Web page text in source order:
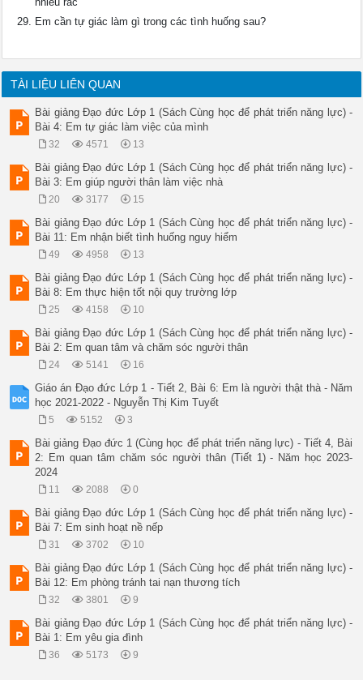
Em cần tự giác làm gì trong các tình huống sau?
TÀI LIỆU LIÊN QUAN
Bài giảng Đạo đức Lớp 1 (Sách Cùng học để phát triển năng lực) -
Bài 4: Em tự giác làm việc của mình
32 4571 13
Bài giảng Đạo đức Lớp 1 (Sách Cùng học để phát triển năng lực) -
Bài 3: Em giúp người thân làm việc nhà
20 3177 15
Bài giảng Đạo đức Lớp 1 (Sách Cùng học để phát triển năng lực) -
Bài 11: Em nhận biết tình huống nguy hiểm
49 4958 13
Bài giảng Đạo đức Lớp 1 (Sách Cùng học để phát triển năng lực) -
Bài 8: Em thực hiện tốt nội quy trường lớp
25 4158 10
Bài giảng Đạo đức Lớp 1 (Sách Cùng học để phát triển năng lực) -
Bài 2: Em quan tâm và chăm sóc người thân
24 5141 16
Giáo án Đạo đức Lớp 1 - Tiết 2, Bài 6: Em là người thật thà - Năm
học 2021-2022 - Nguyễn Thị Kim Tuyết
5 5152 3
Bài giảng Đạo đức 1 (Cùng học để phát triển năng lực) - Tiết 4, Bài
2: Em quan tâm chăm sóc người thân (Tiết 1) - Năm học 2023-
2024
11 2088 0
Bài giảng Đạo đức Lớp 1 (Sách Cùng học để phát triển năng lực) -
Bài 7: Em sinh hoạt nề nếp
31 3702 10
Bài giảng Đạo đức Lớp 1 (Sách Cùng học để phát triển năng lực) -
Bài 12: Em phòng tránh tai nạn thương tích
32 3801 9
Bài giảng Đạo đức Lớp 1 (Sách Cùng học để phát triển năng lực) -
Bài 1: Em yêu gia đình
36 5173 9